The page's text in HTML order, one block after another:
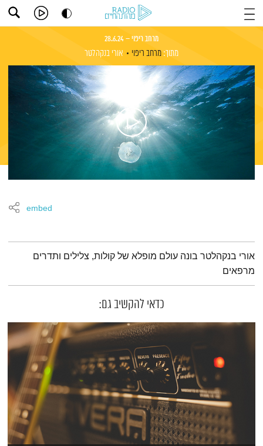
מרחב ריפוי – 28.6.24
מתוך: מרחב ריפוי אורי בנקהלטר
embed
תמצית הפודקאסט
אורי בנקהלטר בונה עולם מופלא של קולות, צלילים ותדרים
מרפאים
כדאי להקשיב גם: